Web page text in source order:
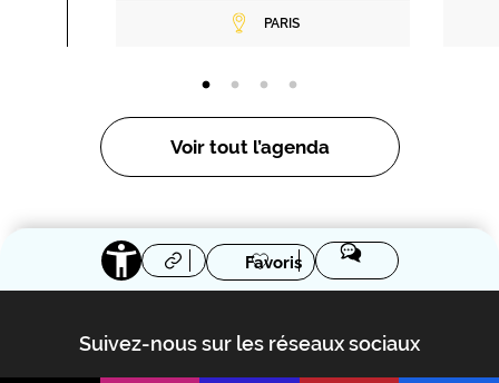
PARIS
Voir tout l’agenda
Favoris
Suivez-nous sur les réseaux sociaux